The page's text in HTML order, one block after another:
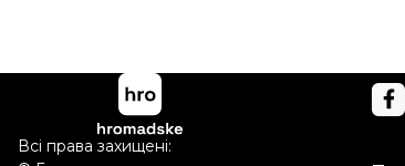
Всі права захищені: